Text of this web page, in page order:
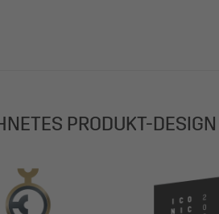
PRODUKT-DESIGN